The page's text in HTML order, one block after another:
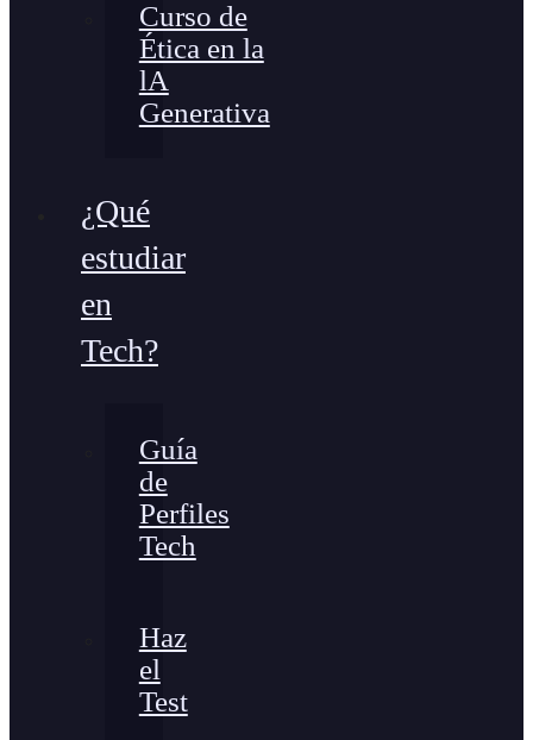
Curso de
Ética en la
lA
Generativa
¿Qué
estudiar
en
Tech?
Guía
de
Perfiles
Tech
Haz
el
Test